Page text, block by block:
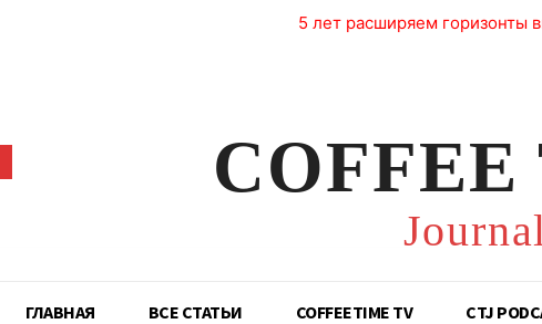
5 лет расширяем горизонты
ГЛАВНАЯ ВСЕ СТАТЬИ COFFEETIME TV CTJ